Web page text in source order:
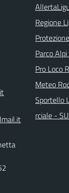
Regione
Parco
Pro Loco
Meteo
Sportello
rciale -